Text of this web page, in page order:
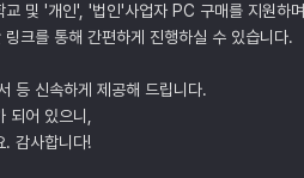
및 '개인', '법인'사업자 PC 구매를 지원하며,
크를 통해 간편하게 진행하실 수 있습니다.
등 신속하게 제공해 드립니다.
어 있으니,
. 감사합니다!